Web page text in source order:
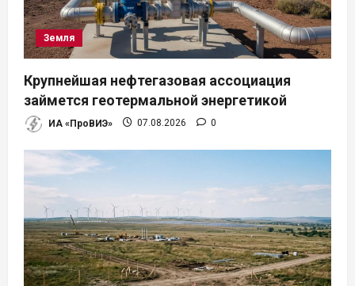
Земля
Крупнейшая нефтегазовая ассоциация
займется геотермальной энергетикой
ИА «ПроВИЭ» 07.08.2026 0